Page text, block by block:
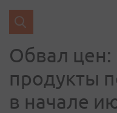
Обвал цен:
продукты
в начале